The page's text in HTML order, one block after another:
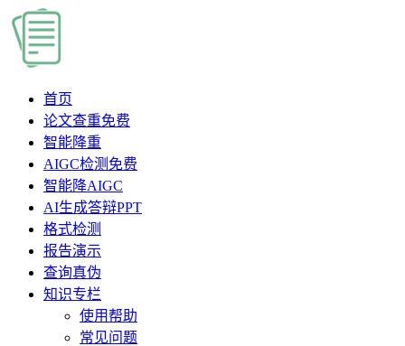
首页
论文查重免费
智能降重
AIGC检测 免费
智能降AIGC
AI生成答辩PPT
格式检测
报告演示
查询真伪
知识专栏
使用帮助
常见问题